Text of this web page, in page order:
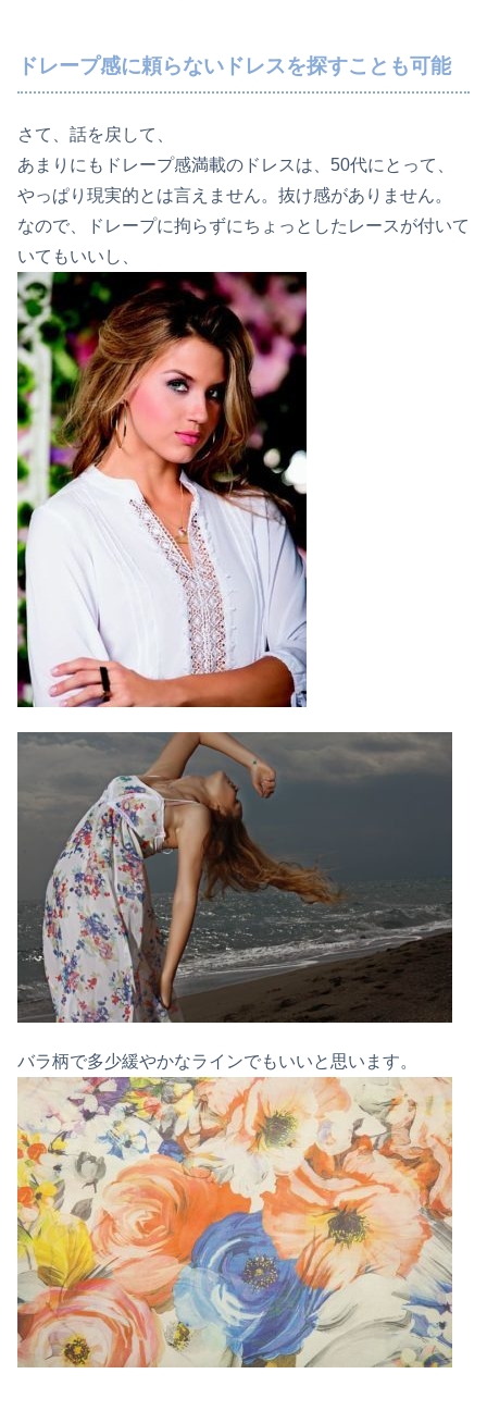
ドレープ感に頼らないドレスを探すことも可能
さて、話を戻して、
あまりにもドレープ感満載のドレスは、50代にとって、
やっぱり現実的とは言えません。抜け感がありません。
なので、ドレープに拘らずにちょっとしたレースが付いて
いてもいいし、
バラ柄で多少緩やかなラインでもいいと思います。